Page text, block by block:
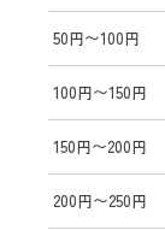
50円〜100円
100円〜150円
150円〜200円
200円〜250円